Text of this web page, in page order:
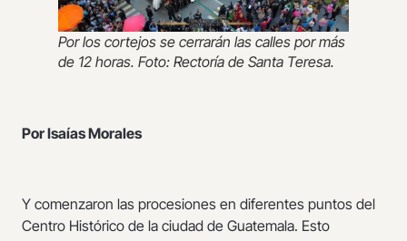
Por los cortejos se cerrarán las calles por más
de 12 horas. Foto: Rectoría de Santa Teresa.
Por Isaías Morales
Y comenzaron las procesiones en diferentes puntos del
Centro Histórico de la ciudad de Guatemala. Esto